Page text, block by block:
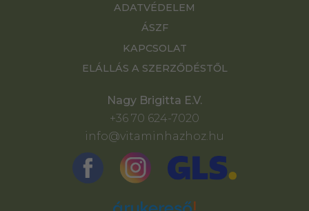
ADATVÉDELEM
ÁSZF
KAPCSOLAT
ELÁLLÁS A SZERZŐDÉSTŐL
Nagy Brigitta E.V.
+36 70 624-7020
info@vitaminhazhoz.hu